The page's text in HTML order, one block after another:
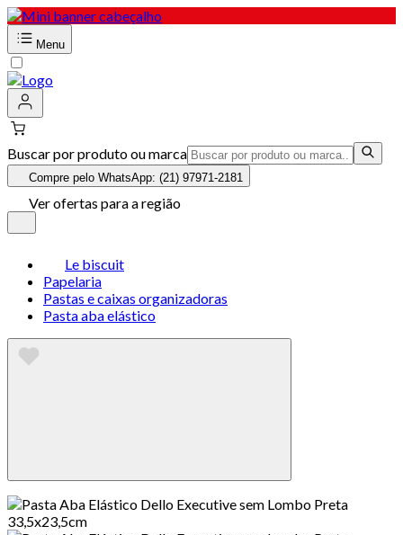
Menu
Buscar por produto ou marca
Compre pelo WhatsApp: (21) 97971-2181
Ver ofertas para a região
Le biscuit
Papelaria
Pastas e caixas organizadoras
Pasta aba elástico